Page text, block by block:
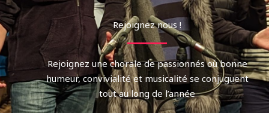
Rejoignez nous !
Rejoignez une chorale de passionnés où bonne
humeur, convivialité et musicalité se conjuguent
tout au long de l’année